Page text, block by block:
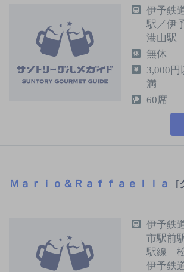
伊予鉄
駅／伊
港山駅
無休
3,000円
満
60席
Ｍａｒｉｏ＆Ｒａｆｆａｅｌｌａ [
伊予鉄
市駅前
駅線
伊予鉄